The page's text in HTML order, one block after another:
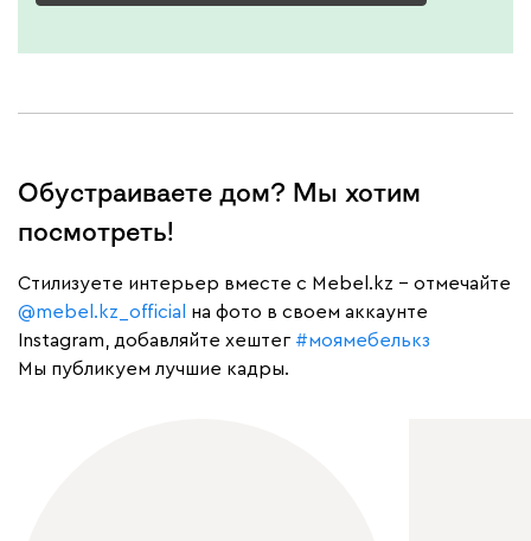
Обустраиваете дом? Мы хотим
посмотреть!
Cтилизуете интерьер вместе с Mebel.kz – отмечайте
@mebel.kz_official
на фото в своем аккаунте
Instagram, добавляйте хештег #моямебелькз
Мы публикуем лучшие кадры.